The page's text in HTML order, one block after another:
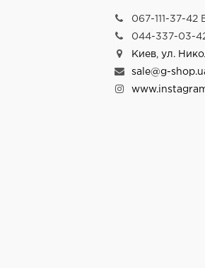
067-111-37-42
044-337-03-
Киев, ул.
sale@g-